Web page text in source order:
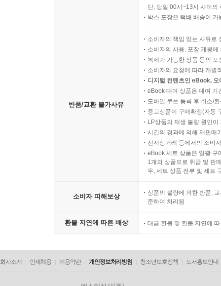
단, 당일 00시~13시 사이의
박스 포장은 택배 배송이
반품/교환 불가사유
소비자의 책임 있는 사유로
소비자의 사용, 포장 개봉
복제가 가능한 상품 등의
소비자의 요청에 따라 개별
디지털 컨텐츠인 eBook,
eBook 대여 상품은 대여 기
모바일 쿠폰 등록 후 취소/
중고상품이 구매확정(자동
LP상품의 재생 불량 원인
시간의 경과에 의해 재판매
전자상거래 등에서의 소비
eBook 세트 상품은 일괄 구
1개의 상품으로 취급 및 판
우, 세트 상품 전부 및 세트
소비자 피해보상
상품의 불량에 의한 반품,
준하여 처리됨
환불 지연에 따른 배상 대금 환불 및 환불 지연에
회사소개 인재채용 이용약관 개인정보처리방침 청소년보호정책 도서홍보안내